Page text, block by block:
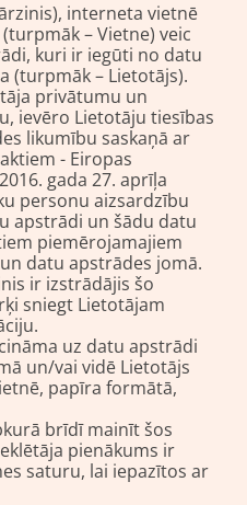
interneta vietnē
– Vietne) veic
kuri ir iegūti no datu
(turpmāk – Lietotājs).
privātumu un
ievēro Lietotāju tiesības
likumību saskaņā ar
- Eiropas
gada 27. aprīļa
personu aizsardzību
apstrādi un šādu datu
piemērojamajiem
datu apstrādes jomā.
ir izstrādājis šo
sniegt Lietotājam
uz datu apstrādi
un/vai vidē Lietotājs
papīra formātā,
brīdī mainīt šos
pienākums ir
saturu, lai iepazītos ar